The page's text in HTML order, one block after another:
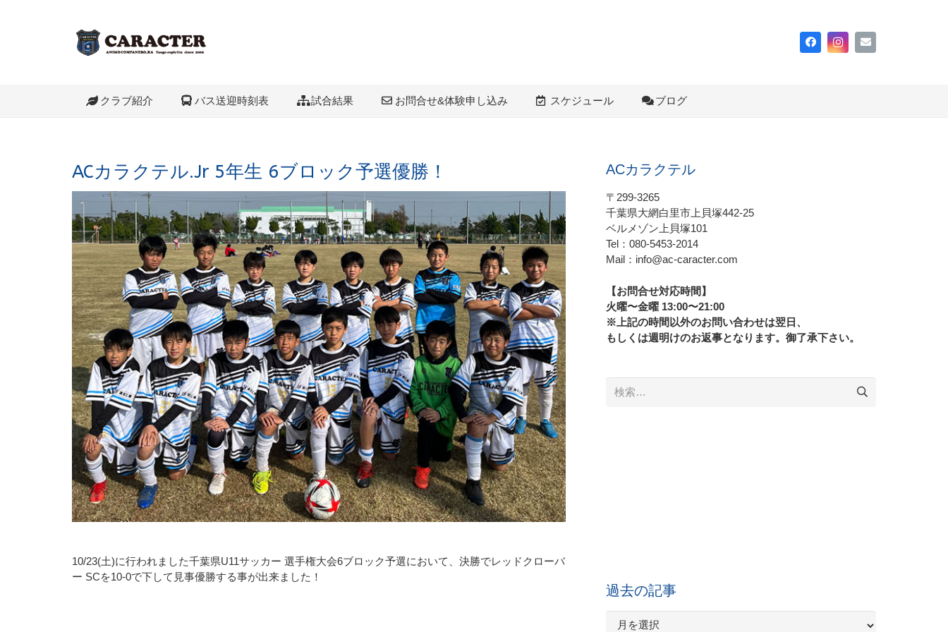
クラブ紹介 バス送迎時刻表 試合結果 お問合せ&体験申し込み スケジュール ブログ
ACカラクテル.Jr 5年生 6ブロック予選優勝！
10/23(土)に行われました千葉県U11サッカー 選手権大会6ブロック予選において、決勝でレッドクローバ
ー SCを10-0で下して見事優勝する事が出来ました！
ACカラクテル
〒299-3265
千葉県大網白里市上貝塚442-25
ベルメゾン上貝塚101
Tel：080-5453-2014
Mail：info@ac-caracter.com
【お問合せ対応時間】
火曜〜金曜 13:00〜21:00
※上記の時間以外のお問い合わせは翌日、
もしくは週明けのお返事となります。御了承下さい。
索:
過去の記事